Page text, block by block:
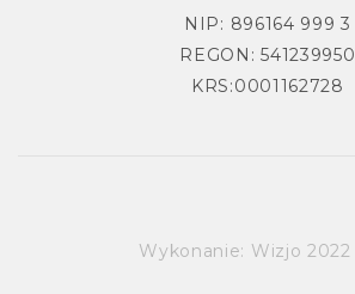
NIP: 896164 999 3
REGON: 541239950
KRS:0001162728
Wykonanie: Wizjo 2022